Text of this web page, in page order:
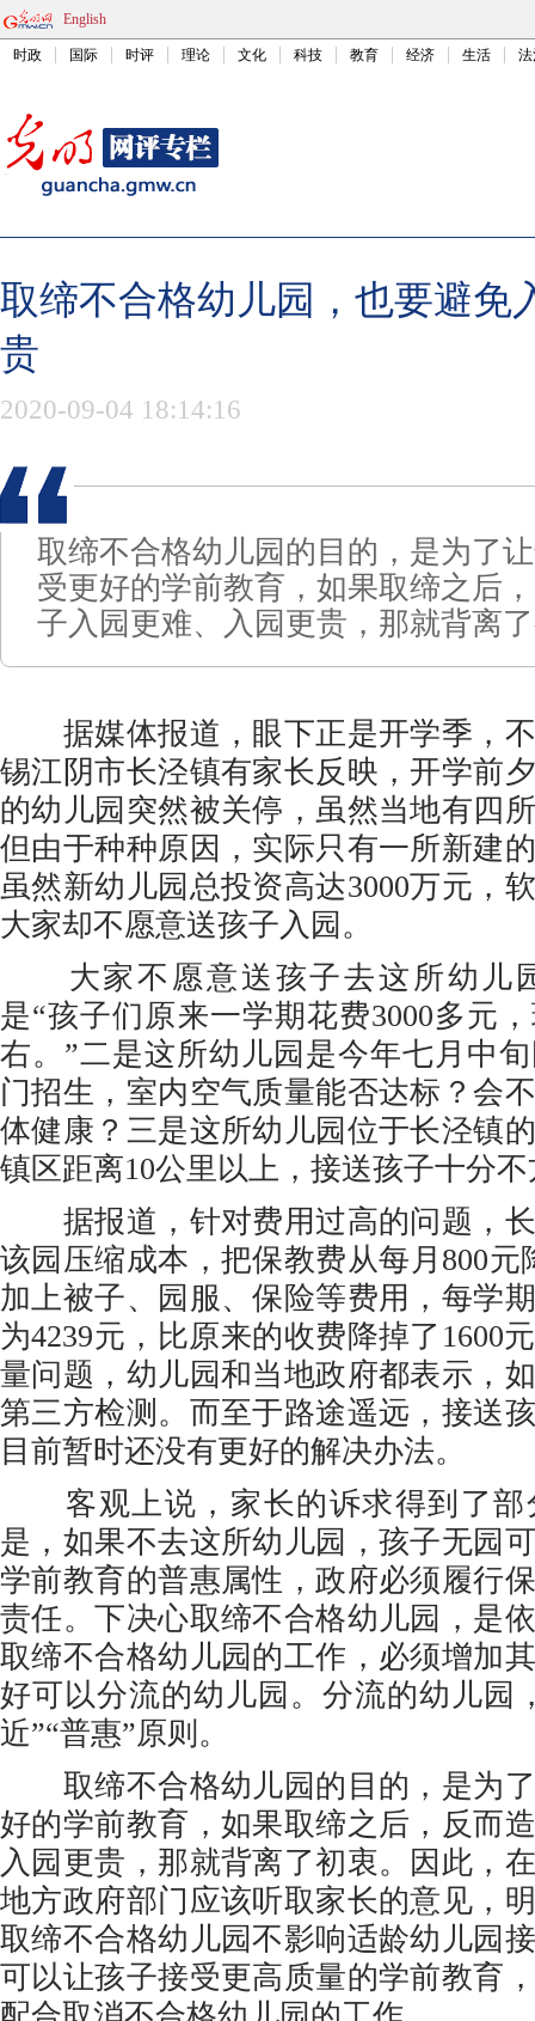
English
时政 国际 时评 理论 文化 科技 教育 经济 生活
取缔不合格幼儿园，也要避免
贵
2020-09-04 18:14:16
取缔不合格幼儿园的目的，是为了
受更好的学前教育，如果取缔之后
子入园更难、入园更贵，那就背离
据媒体报道，眼下正是开学季，不
锡江阴市长泾镇有家长反映，开学前
的幼儿园突然被关停，虽然当地有四
但由于种种原因，实际只有一所新建
虽然新幼儿园总投资高达3000万元，
大家却不愿意送孩子入园。
大家不愿意送孩子去这所幼儿
是“孩子们原来一学期花费3000多元
右。”二是这所幼儿园是今年七月中
门招生，室内空气质量能否达标？会
体健康？三是这所幼儿园位于长泾镇
镇区距离10公里以上，接送孩子十分
据报道，针对费用过高的问题，长
该园压缩成本，把保教费从每月800元
加上被子、园服、保险等费用，每学
为4239元，比原来的收费降掉了1600
量问题，幼儿园和当地政府都表示，
第三方检测。而至于路途遥远，接送
目前暂时还没有更好的解决办法。
客观上说，家长的诉求得到了部
是，如果不去这所幼儿园，孩子无园
学前教育的普惠属性，政府必须履行
责任。下决心取缔不合格幼儿园，是
取缔不合格幼儿园的工作，必须增加
好可以分流的幼儿园。分流的幼儿园
近”“普惠”原则。
取缔不合格幼儿园的目的，是为了
好的学前教育，如果取缔之后，反而
入园更贵，那就背离了初衷。因此，
地方政府部门应该听取家长的意见，
取缔不合格幼儿园不影响适龄幼儿园
可以让孩子接受更高质量的学前教育